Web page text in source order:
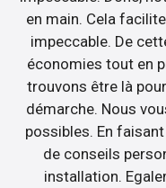
en main. Cela
impeccable. De
économies tout en
trouvons être là
démarche. Nous
possibles. En
de conseils
installation.